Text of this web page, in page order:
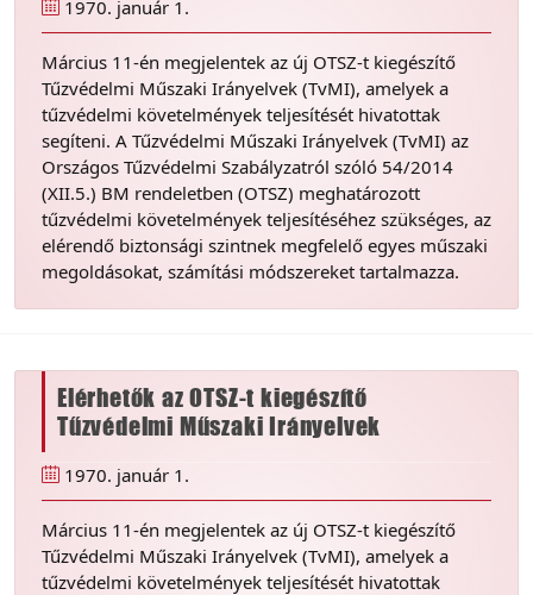
1970. január 1.
Március 11-én megjelentek az új OTSZ-t kiegészítő
Tűzvédelmi Műszaki Irányelvek (TvMI), amelyek a
tűzvédelmi követelmények teljesítését hivatottak
segíteni. A Tűzvédelmi Műszaki Irányelvek (TvMI) az
Országos Tűzvédelmi Szabályzatról szóló 54/2014
(XII.5.) BM rendeletben (OTSZ) meghatározott
tűzvédelmi követelmények teljesítéséhez szükséges, az
elérendő biztonsági szintnek megfelelő egyes műszaki
megoldásokat, számítási módszereket tartalmazza.
Elérhetők az OTSZ-t kiegészítő
Tűzvédelmi Műszaki Irányelvek
1970. január 1.
Március 11-én megjelentek az új OTSZ-t kiegészítő
Tűzvédelmi Műszaki Irányelvek (TvMI), amelyek a
tűzvédelmi követelmények teljesítését hivatottak